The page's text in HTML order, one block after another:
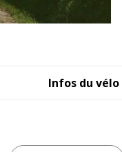
Infos du vélo